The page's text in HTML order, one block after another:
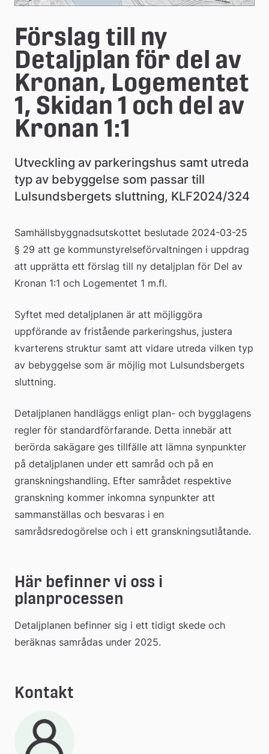
Förslag till ny
Detaljplan för del av
Kronan, Logementet
1, Skidan 1 och del av
Kronan 1:1
Utveckling av parkeringshus samt utreda
typ av bebyggelse som passar till
Lulsundsbergets sluttning, KLF2024/324
Samhällsbyggnadsutskottet beslutade 2024-03-25
§ 29 att ge kommunstyrelseförvaltningen i uppdrag
att upprätta ett förslag till ny detaljplan för Del av
Kronan 1:1 och Logementet 1 m.fl.
Syftet med detaljplanen är att möjliggöra
uppförande av fristående parkeringshus, justera
kvarterens struktur samt att vidare utreda vilken typ
av bebyggelse som är möjlig mot Lulsundsbergets
sluttning.
Detaljplanen handläggs enligt plan- och bygglagens
regler för standardförfarande. Detta innebär att
berörda sakägare ges tillfälle att lämna synpunkter
på detaljplanen under ett samråd och på en
granskningshandling. Efter samrådet respektive
granskning kommer inkomna synpunkter att
sammanställas och besvaras i en
samrådsredogörelse och i ett granskningsutlåtande.
Här befinner vi oss i
planprocessen
Detaljplanen befinner sig i ett tidigt skede och
beräknas samrådas under 2025.
Kontakt